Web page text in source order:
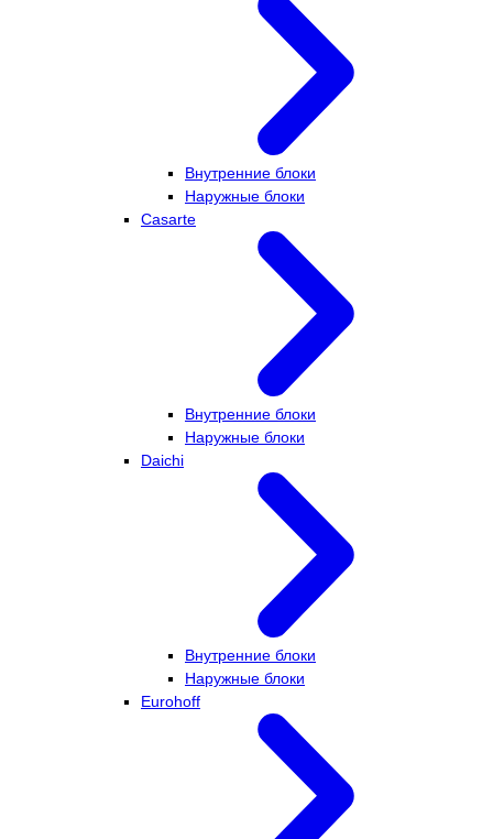
Внутренние блоки
Наружные блоки
Casarte
Внутренние блоки
Наружные блоки
Daichi
Внутренние блоки
Наружные блоки
Eurohoff